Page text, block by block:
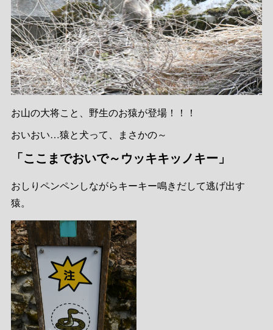
お山の大将こと、野生のお猿が登場！！！
おいおい…猿と犬って、まさかの～
「ここまでおいで～ウッキキッノキー」
おしりペンペンしながらキーキー鳴きだして逃げ出す
猿。